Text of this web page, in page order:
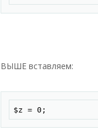
ВЫШЕ вставляем:
$z = 0;